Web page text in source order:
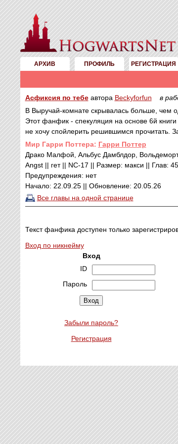
АРХИВ ПРОФИЛЬ РЕГИСТРАЦИЯ
Асфиксия по тебеавтора Beckyforfun
в
В Выручай-комнате скрывалась больше, чем
Этот фанфик - спекуляция на основе 6й
не хочу спойлерить решившимся прочитать.
Mир Гарри Поттера: Гарри Поттер
Драко Малфой, Альбус Дамблдор,
Angst || гет || NC-17 || Размер: макси || Глав:
Предупреждения: нет
Начало: 22.09.25 || Обновление: 20.05.26
Все главы на одной странице
Текст фанфика доступен только
Вход по никнейму
Вход
ID
Пароль
Забыли пароль?
Регистрация